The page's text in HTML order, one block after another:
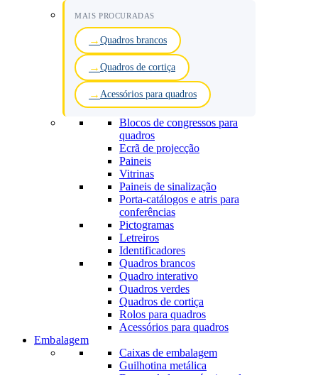
MAIS PROCURADAS
Quadros brancos
Quadros de cortiça
Acessórios para quadros
Blocos de congressos para
quadros
Ecrã de projecção
Paineis
Vitrinas
Paineis de sinalização
Porta-catálogos e atris para
conferências
Pictogramas
Letreiros
Identificadores
Quadros brancos
Quadro interativo
Quadros verdes
Quadros de cortiça
Rolos para quadros
Acessórios para quadros
Embalagem
Caixas de embalagem
Guilhotina metálica